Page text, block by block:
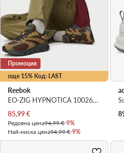
още 15% Код: LAST
Промоция
Reebok
EO-ZIG HYPNOTICA 100263343 · Маратонки за бягане
Актуална цена
85,99€
Редовна цена94,99 €-9%
Най-ниска цена94,99 €-9%